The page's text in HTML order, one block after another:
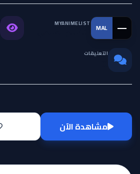
MAL —
MYANIMELIST
التعليقات
مشاهدة الآن